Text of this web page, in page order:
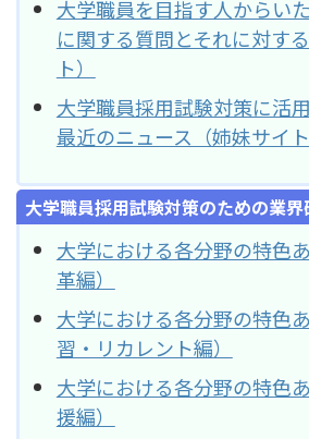
大学職員を目指す人からい
に関する質問とそれに対す
ト）
大学職員採用試験対策に活
最近のニュース（姉妹サイト
大学職員採用試験対策のための業界
大学における各分野の特色
革編）
大学における各分野の特色
習・リカレント編）
大学における各分野の特色
援編）